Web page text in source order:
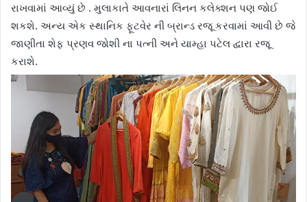
રાખવામાં આવ્યું છે . મુલાકાતે આવનારાં લિનન કલેક્શન પણ જોઈ
શકશે. અન્ય એક સ્થાનિક ફૂટવેર ની બ્રાન્ડ રજૂ કરવામાં આવી છે જે
જાણીતા શેફ પ્રણવ જોશી ના પત્ની અને યામ્હા પટેલ દ્વારા રજૂ
કરાશે.